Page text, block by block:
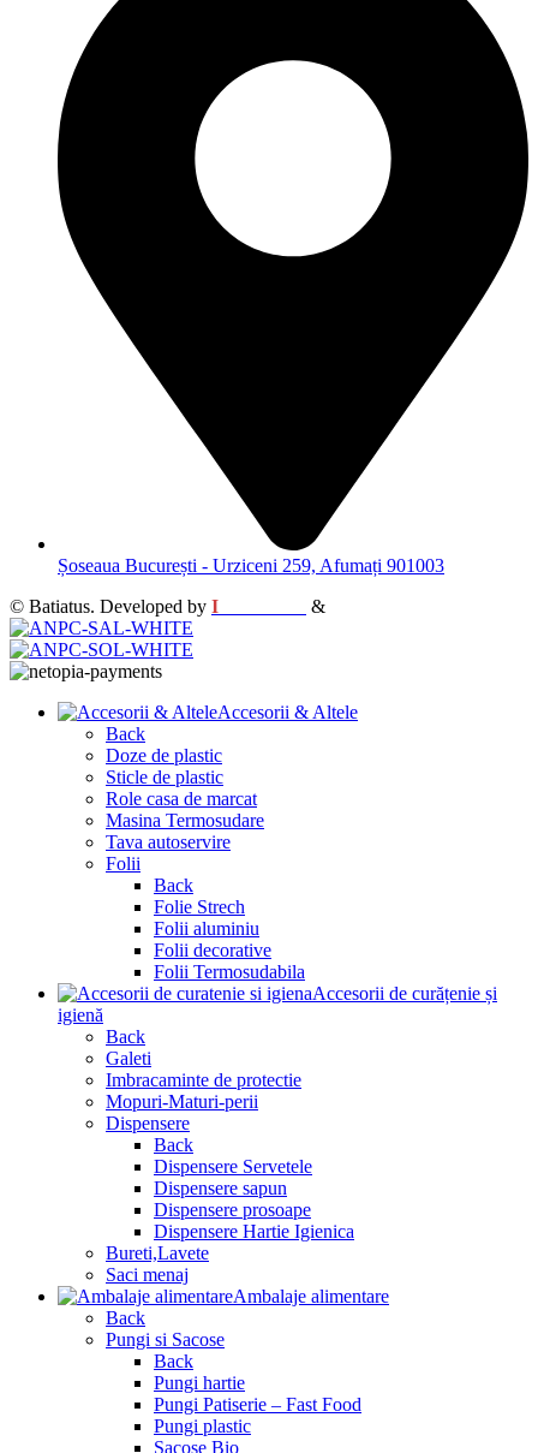
Șoseaua București - Urziceni 259, Afumați 901003
© Batiatus. Developed by I &
Accesorii & Altele
Back
Doze de plastic
Sticle de plastic
Role casa de marcat
Masina Termosudare
Tava autoservire
Folii
Back
Folie Strech
Folii aluminiu
Folii decorative
Folii Termosudabila
Accesorii de curățenie și
igienă
Back
Galeti
Imbracaminte de protectie
Mopuri-Maturi-perii
Dispensere
Back
Dispensere Servetele
Dispensere sapun
Dispensere prosoape
Dispensere Hartie Igienica
Bureti,Lavete
Saci menaj
Ambalaje alimentare
Back
Pungi si Sacose
Back
Pungi hartie
Pungi Patiserie – Fast Food
Pungi plastic
Sacose Bio